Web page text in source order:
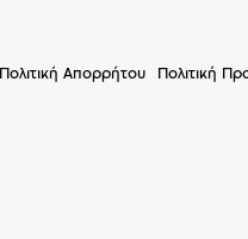
Πολιτική Απορρήτου Πολιτική